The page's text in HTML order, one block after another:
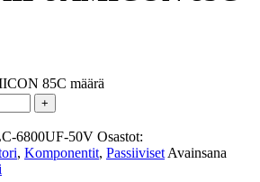
85C määrä
+
6800UF-50V Osastot:
, Komponentit, Passiiviset Avainsana